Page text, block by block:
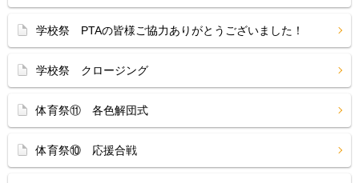
学校祭 PTAの皆様ご協力ありがとうございました！
学校祭 クロージング
体育祭⑪ 各色解団式
体育祭⑩ 応援合戦